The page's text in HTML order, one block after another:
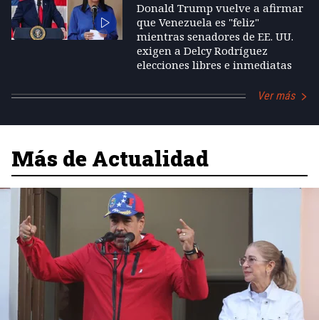
Donald Trump vuelve a afirmar
que Venezuela es "feliz"
mientras senadores de EE. UU.
exigen a Delcy Rodríguez
elecciones libres e inmediatas
Ver más
Más de Actualidad